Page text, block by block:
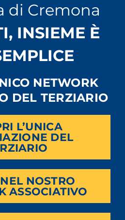
di Cremona
INSIEME È
NETWORK
DEL TERZIARIO
L’UNICA
DEL
NOSTRO
ASSOCIATIVO